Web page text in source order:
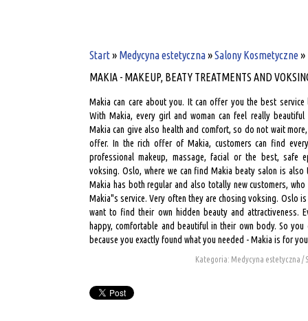
Start» Medycyna estetyczna»Salony Kosmetyczne»
MAKIA - MAKEUP, BEATY TREATMENTS AND
Makia can care about you. It can offer you the best
With Makia, every girl and woman can feel really
Makia can give also health and comfort, so do not wait
offer. In the rich offer of Makia, customers can find
professional makeup, massage, facial or the best, safe
voksing. Oslo, where we can find Makia beaty salon is
Makia has both regular and also totally new customers,
Makia"s service. Very often they are chosing voksing. Oslo
want to find their own hidden beauty and attractiveness.
happy, comfortable and beautiful in their own body. So
because you exactly found what you needed - Makia is for
Kategoria: Medycyna estetyczna /